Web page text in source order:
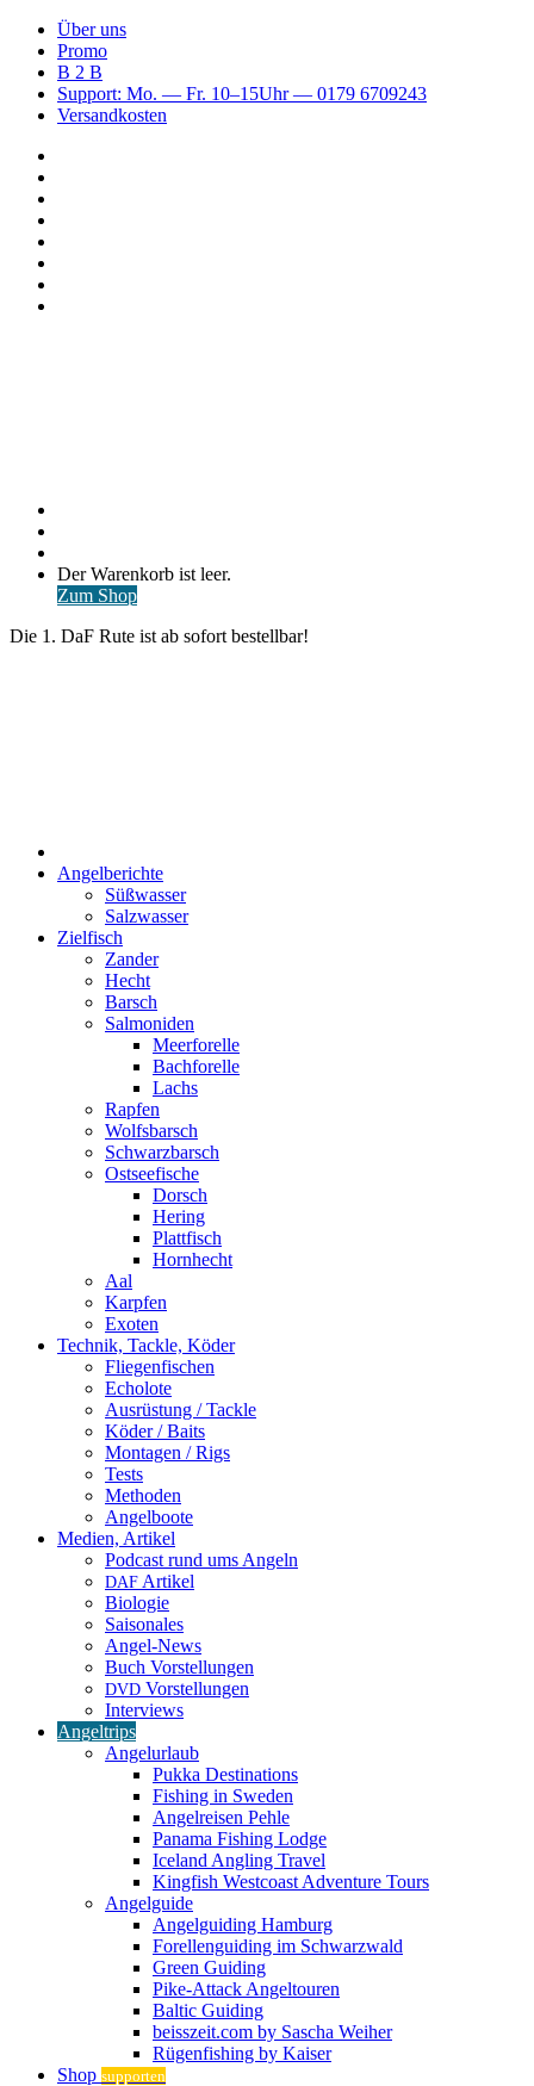
Über uns
Promo
B 2 B
Support: Mo. — Fr. 10–15Uhr — 0179 6709243
Versandkosten
Warenkorb
ansehen
Der Warenkorb ist leer.
Zum Shop
Die 1. DaF Rute ist ab sofort bestellbar!
Angelberichte
Süßwasser
Salzwasser
Zielfisch
Zander
Hecht
Barsch
Salmoniden
Meerforelle
Bachforelle
Lachs
Rapfen
Wolfsbarsch
Schwarzbarsch
Ostseefische
Dorsch
Hering
Plattfisch
Hornhecht
Aal
Karpfen
Exoten
Technik, Tackle, Köder
Fliegenfischen
Echolote
Ausrüstung / Tackle
Köder / Baits
Montagen / Rigs
Tests
Methoden
Angelboote
Medien, Artikel
Podcast rund ums Angeln
DAF Artikel
Biologie
Saisonales
Angel-News
Buch Vorstellungen
DVD Vorstellungen
Interviews
Angeltrips
Angelurlaub
Pukka Destinations
Fishing in Sweden
Angelreisen Pehle
Panama Fishing Lodge
Iceland Angling Travel
Kingfish Westcoast Adventure Tours
Angelguide
Angelguiding Hamburg
Forellenguiding im Schwarzwald
Green Guiding
Pike-Attack Angeltouren
Baltic Guiding
beisszeit.com by Sascha Weiher
Rügenfishing by Kaiser
Shop supporten